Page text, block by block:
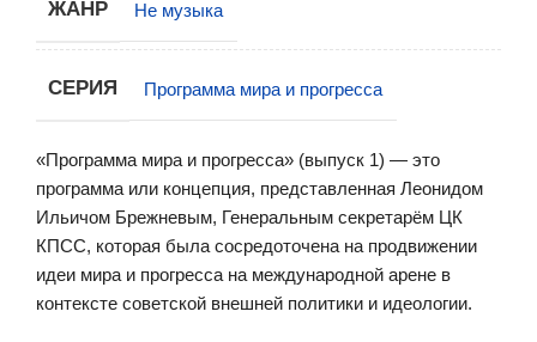
ЖАНР Не музыка
СЕРИЯ Программа мира и прогресса
«Программа мира и прогресса» (выпуск 1) — это
программа или концепция, представленная Леонидом
Ильичом Брежневым, Генеральным секретарём ЦК
КПСС, которая была сосредоточена на продвижении
идеи мира и прогресса на международной арене в
контексте советской внешней политики и идеологии.